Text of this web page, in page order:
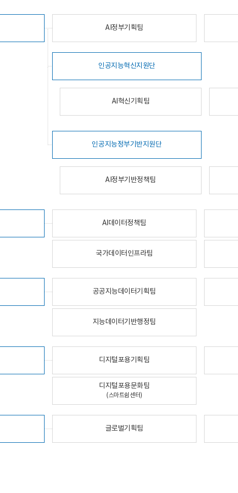
AI정부기획팀
인공지능혁신지원단
AI혁신기획팀
인공지능정부기반지원단
AI정부기반정책팀
AI데이터정책팀
국가데이터인프라팀
공공지능데이터기획팀
지능데이터기반행정팀
디지털포용기획팀
디지털포용문화팀
(스마트쉼센터)
글로벌기획팀